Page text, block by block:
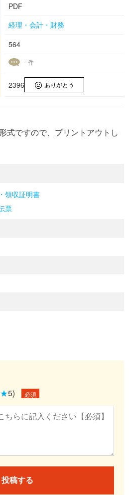
PDF
経理・会計・財務
564
- 件
2396 ありがとう
式ですので、プリントアウトし
領収証明書
票
★5) 必須
投稿する